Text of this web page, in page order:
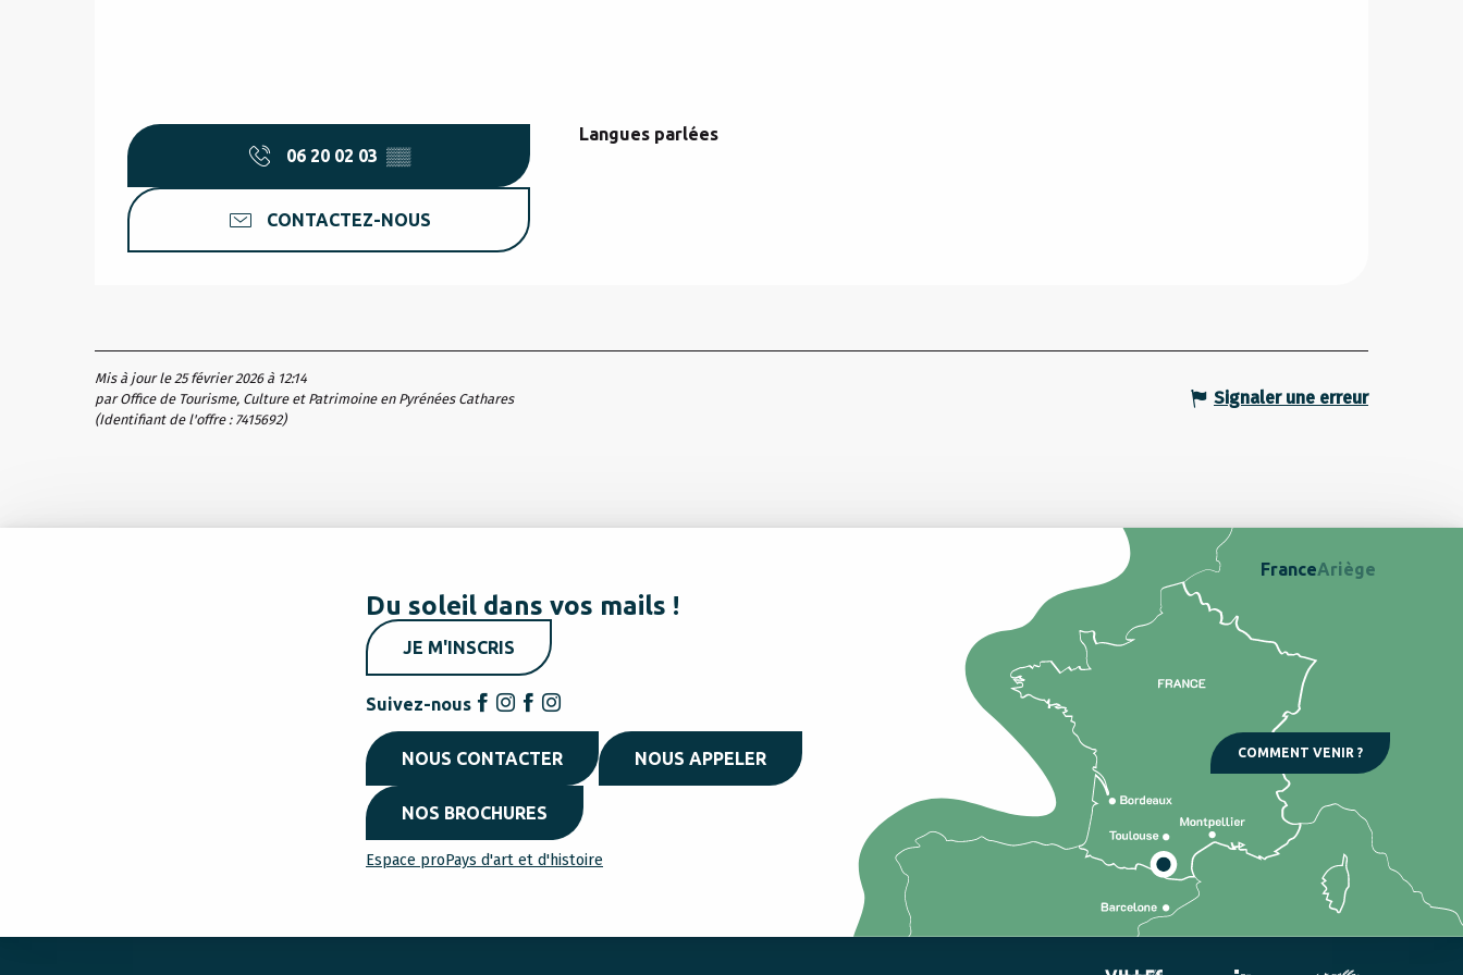
06 20 02 03 ▒▒
CONTACTEZ-NOUS
Langues parlées
Langues parlées
Mis à jour le 25 février 2026 à 12:14
par Office de Tourisme, Culture et Patrimoine en Pyrénées Cathares
(Identifiant de l'offre : 7415692)
Signaler une erreur
Du soleil dans vos mails !
JE M'INSCRIS
Suivez-nous
NOUS CONTACTER NOUS APPELER
NOS BROCHURES
Espace proPays d'art et d'histoire
COMMENT VENIR ?
FranceAriège